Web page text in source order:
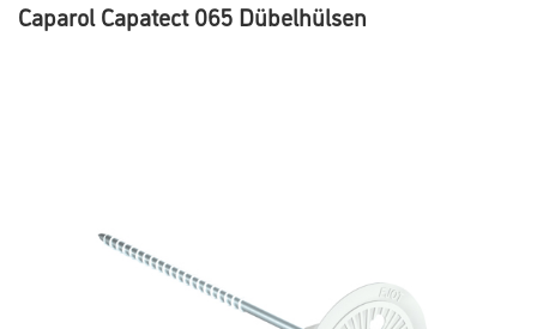
Caparol Capatect 065 Dübelhülsen